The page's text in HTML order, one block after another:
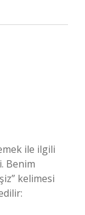
ile ilgili
Benim
kelimesi